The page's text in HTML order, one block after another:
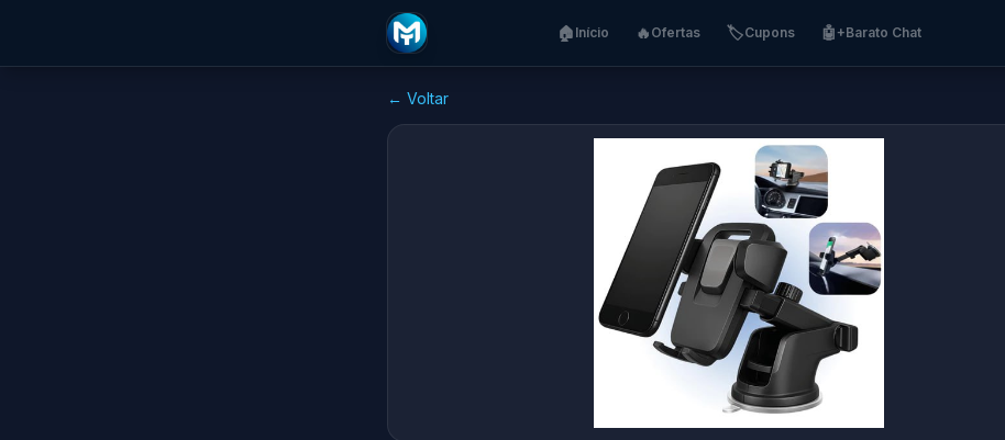
🏠 Início 🔥 Ofertas 🏷️Cupons 🤖+Barato Chat
← Voltar